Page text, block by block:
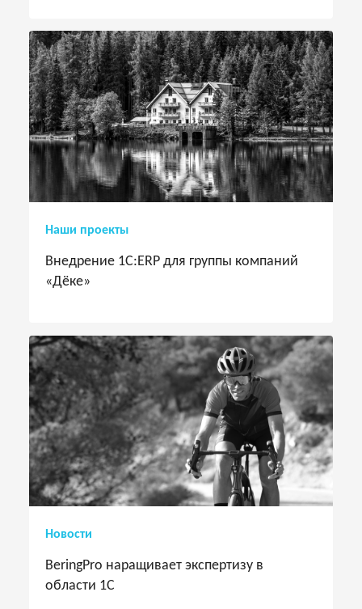
Наши проекты
Внедрение 1С:ERP для группы компаний
«Дёке»
Новости
BeringPro наращивает экспертизу в
области 1С